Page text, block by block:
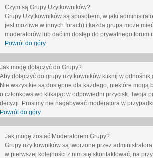
Czym są Grupy Użytkowników?
Grupy Użytkowników są sposobem, w jaki
jest możliwe w innych forach) i każda grupa może
moderatorów lub dać im dostęp do prywatnego forum
Powrót do góry
Jak mogę dołączyć do Grupy?
Aby dołączyć do grupy użytkowników kliknij w
Nie wszystkie są dostępne dla każdego, niektóre
o członkowstwo klikając w odpowiedni przycisk. Twoja
decyzji. Prosimy nie nagabywać moderatora w
Powrót do góry
Jak mogę zostać Moderatorem Grupy?
Grupy użytkowników są tworzone przez
w pierwszej kolejności z nim się skontaktować, na